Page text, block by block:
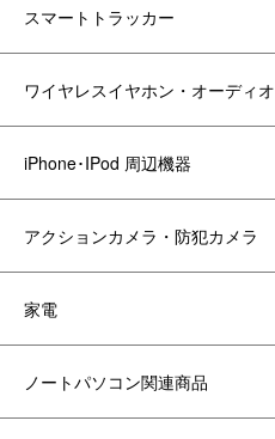
スマートトラッカー
ワイヤレスイヤホン・オーディオ
iPhone･IPod 周辺機器
アクションカメラ・防犯カメラ
家電
ノートパソコン関連商品